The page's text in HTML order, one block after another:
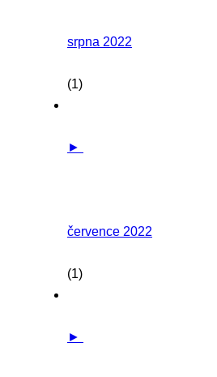
srpna 2022
(1)
►
července 2022
(1)
►